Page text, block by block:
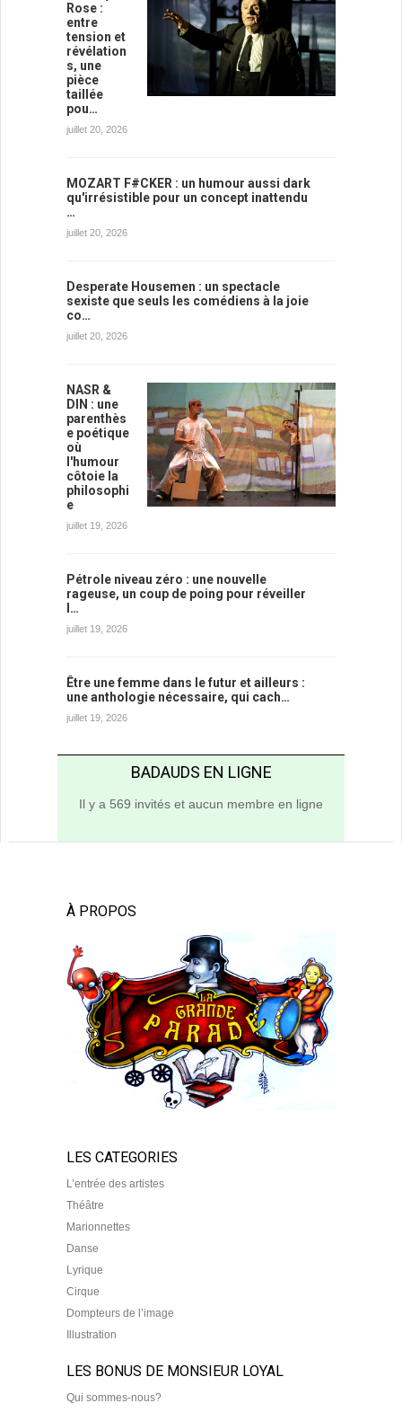
Rose :
entre
tension et
révélation
s, une
pièce
taillée
pou…
juillet 20, 2026
MOZART F#CKER : un humour aussi dark
qu'irrésistible pour un concept inattendu
…
juillet 20, 2026
Desperate Housemen : un spectacle
sexiste que seuls les comédiens à la joie
co…
juillet 20, 2026
NASR &
DIN : une
parenthès
e poétique
où
l'humour
côtoie la
philosophi
e
juillet 19, 2026
Pétrole niveau zéro : une nouvelle
rageuse, un coup de poing pour réveiller
l…
juillet 19, 2026
Être une femme dans le futur et ailleurs :
une anthologie nécessaire, qui cach…
juillet 19, 2026
BADAUDS EN LIGNE
Il y a 569 invités et aucun membre en ligne
À PROPOS
LES CATEGORIES
L’entrée des artistes
Théâtre
Marionnettes
Danse
Lyrique
Cirque
Dompteurs de l’image
Illustration
LES BONUS DE MONSIEUR LOYAL
Qui sommes-nous?